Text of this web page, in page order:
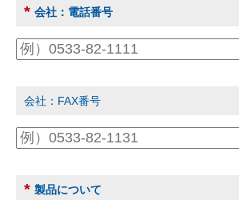
* 会社：電話番号
会社：FAX番号
* 製品について